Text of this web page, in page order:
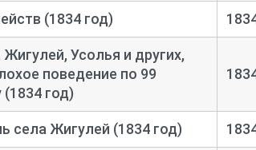
(1834 год)
Усолья и других,
поведение по 99
год)
села Жигулей (1834 год)